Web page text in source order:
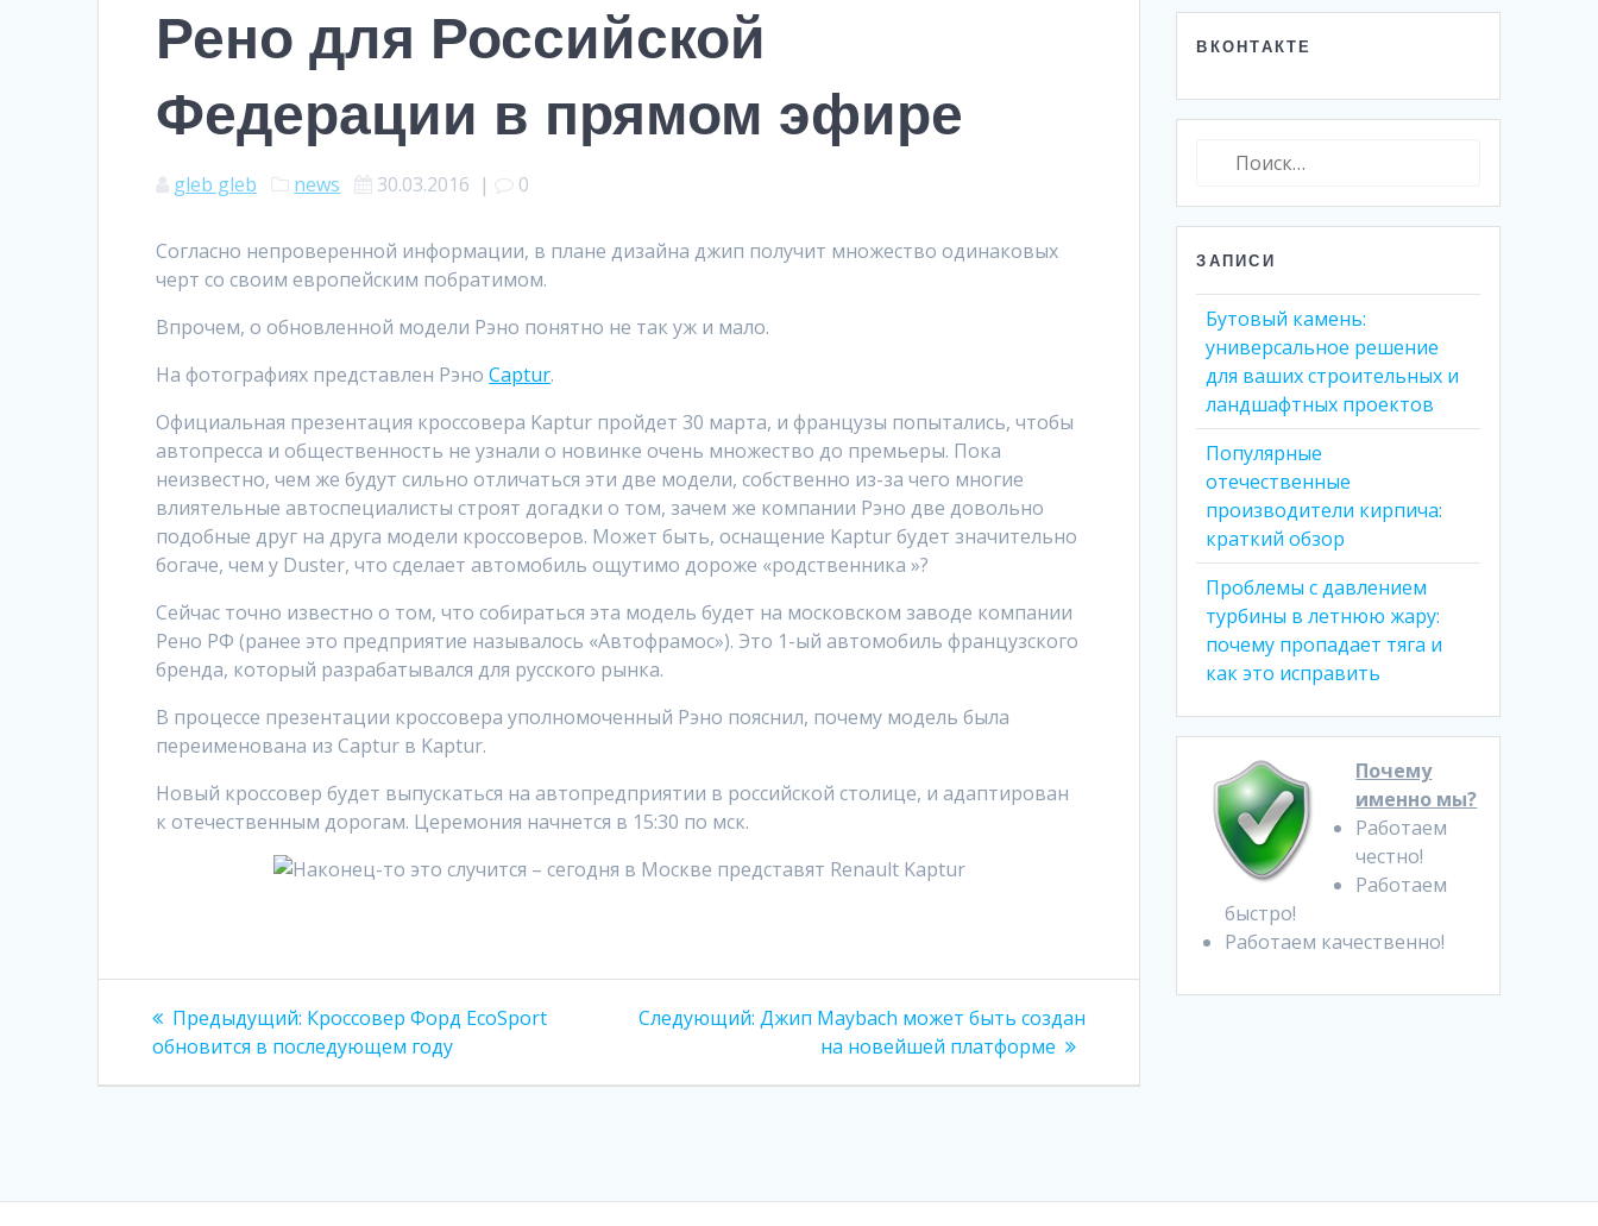
Рено для Российской
Федерации в прямом эфире
gleb gleb news 30.03.2016 | 0
Согласно непроверенной информации, в плане дизайна джип получит множество одинаковых
черт со своим европейским побратимом.
Впрочем, о обновленной модели Рэно понятно не так уж и мало.
На фотографиях представлен РэноCaptur.
Официальная презентация кроссовера Kaptur пройдет 30 марта, и французы попытались, чтобы
автопресса и общественность не узнали о новинке очень множество до премьеры. Пока
неизвестно, чем же будут сильно отличаться эти две модели, собственно из-за чего многие
влиятельные автоспециалисты строят догадки о том, зачем же компании Рэно две довольно
подобные друг на друга модели кроссоверов. Может быть, оснащение Kaptur будет значительно
богаче, чем у Duster, что сделает автомобиль ощутимо дороже «родственника »?
Сейчас точно известно о том, что собираться эта модель будет на московском заводе компании
Рено РФ (ранее это предприятие называлось «Автофрамос»). Это 1-ый автомобиль французского
бренда, который разрабатывался для русского рынка.
В процессе презентации кроссовера уполномоченный Рэно пояснил, почему модель была
переименована из Captur в Kaptur.
Новый кроссовер будет выпускаться на автопредприятии в российской столице, и адаптирован
к отечественным дорогам. Церемония начнется в 15:30 по мск.
Навигация
по
Предыдущий: Предыдущая
запись:
Кроссовер Форд EcoSport
обновится в последующем году
Следующий: Следующая
запись:
Джип Maybach может быть создан
на новейшей платформе
ВКОНТАКТЕ
Найти:
ЗАПИСИ
Бутовый камень:
универсальное решение
для ваших строительных и
ландшафтных проектов
Популярные
отечественные
производители кирпича:
краткий обзор
Проблемы с давлением
турбины в летнюю жару:
почему пропадает тяга и
как это исправить
Почему
именно мы?
Работаем
честно!
Работаем
быстро!
Работаем качественно!